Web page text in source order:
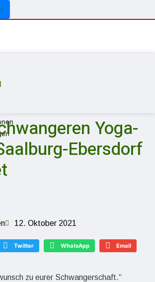
Yoga-
Ebersdorf
12. Oktober 2021
Twitter WhatsApp Email
zu eurer Schwangerschaft.“